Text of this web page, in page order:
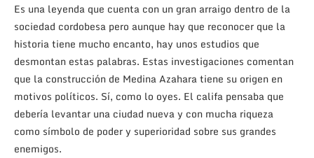
Es una leyenda que cuenta con un gran arraigo dentro de la
sociedad cordobesa pero aunque hay que reconocer que la
historia tiene mucho encanto, hay unos estudios que
desmontan estas palabras. Estas investigaciones comentan
que la construcción de Medina Azahara tiene su origen en
motivos políticos. Sí, como lo oyes. El califa pensaba que
debería levantar una ciudad nueva y con mucha riqueza
como símbolo de poder y superioridad sobre sus grandes
enemigos.